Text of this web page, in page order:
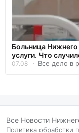
Больница Нижнего
услуги. Что
07.08 Все дело в
Все Новости
Политика обработки